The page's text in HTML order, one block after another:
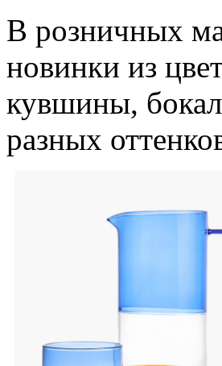
В розничных
новинки из
кувшины,
разных